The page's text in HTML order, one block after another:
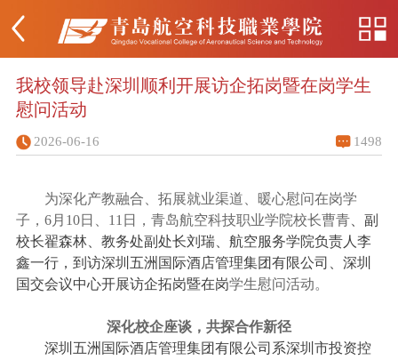
我校领导赴深圳顺利开展访企拓岗暨在岗学生
慰问活动
2026-06-16 1498
为深化产教融合、拓展就业渠道、暖心慰问在岗学
子， 6月 10日、 11 日，青岛航空科技职业学院校长曹青、副
校长翟森林、教务处副处长刘瑞、航空服务学院负责人李
鑫一行，到访深圳五洲国际酒店管理集团有限公司、深圳
国交会议中心开展访企拓岗暨在岗学生慰问活动。
深化校企座谈，共探合作新径
深圳五洲国际酒店管理集团有限公司系深圳市投资控